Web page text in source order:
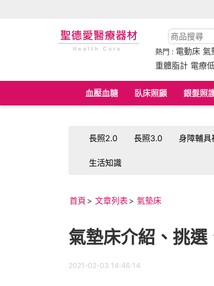
熱門 : 電動床 氣
重體脂計 電療
血壓血糖 臥床照顧 銀髮照
長照2.0 長照3.0 身障輔具
生活知識
首頁 文章列表 氣墊床
氣墊床介紹、挑選
2021-02-03 14:46:14